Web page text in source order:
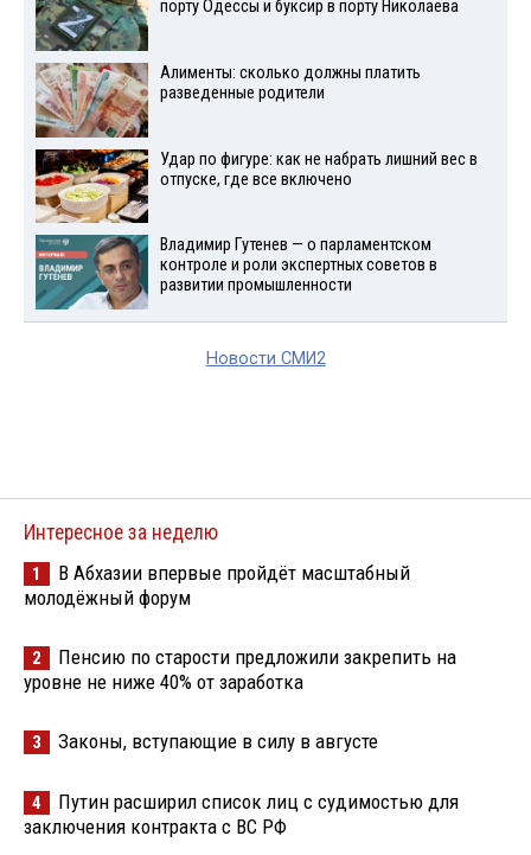
порту Одессы и буксир в порту Николаева
Алименты: сколько должны платить
разведенные родители
Удар по фигуре: как не набрать лишний вес в
отпуске, где все включено
Владимир Гутенев — о парламентском
контроле и роли экспертных советов в
развитии промышленности
Новости СМИ2
Интересное за неделю
1
В Абхазии впервые пройдёт масштабный
молодёжный форум
2
Пенсию по старости предложили закрепить на
уровне не ниже 40% от заработка
3 Законы, вступающие в силу в августе
4
Путин расширил список лиц с судимостью для
заключения контракта с ВС РФ